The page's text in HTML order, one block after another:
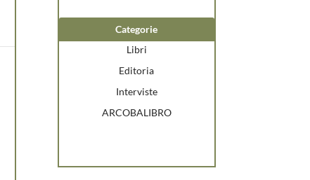
Categorie
Libri
Editoria
Interviste
ARCOBALIBRO